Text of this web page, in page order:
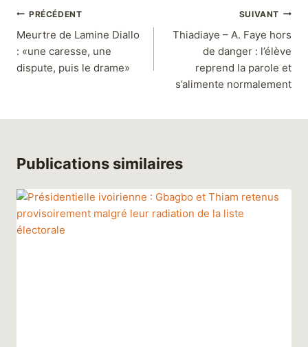
PRÉCÉDENT
Meurtre de Lamine Diallo
: «une caresse, une
dispute, puis le drame»
SUIVANT
Thiadiaye – A. Faye hors
de danger : l’élève
reprend la parole et
s’alimente normalement
Publications similaires